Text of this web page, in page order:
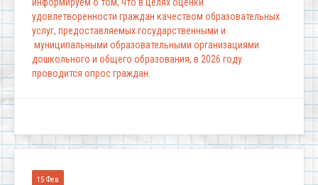
удовлетворенности граждан качеством образовательных
услуг, предоставляемых государственными и
муниципальными образовательными организациями
дошкольного и общего образования, в 2026 году
проводится опрос граждан.
15 Фев